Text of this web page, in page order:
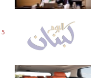
5 موديلات احزمة لا يجب أن تفارق خزانتكِ أبداً